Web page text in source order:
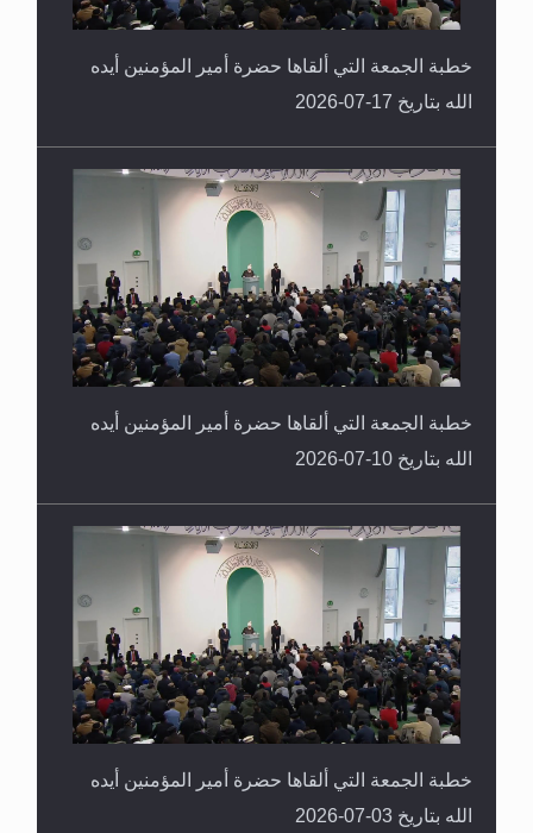
خطبة الجمعة التي ألقاها حضرة أمير المؤمنين أيده
الله بتاريخ 17-07-2026
خطبة الجمعة التي ألقاها حضرة أمير المؤمنين أيده
الله بتاريخ 10-07-2026
خطبة الجمعة التي ألقاها حضرة أمير المؤمنين أيده
الله بتاريخ 03-07-2026